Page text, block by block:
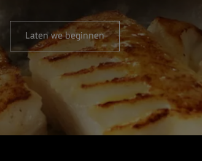
Laten we beginnen